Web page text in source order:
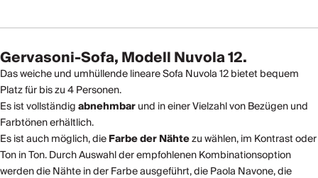
Gervasoni-Sofa, Modell Nuvola 12.
Das weiche und umhüllende lineare Sofa Nuvola 12 bietet bequem
Platz für bis zu 4 Personen.
Es ist vollständigabnehmbarund in einer Vielzahl von Bezügen und
Farbtönen erhältlich.
Es ist auch möglich, dieFarbe der Nähtezu wählen, im Kontrast oder
Ton in Ton. Durch Auswahl der empfohlenen Kombinationsoption
werden die Nähte in der Farbe ausgeführt, die Paola Navone, die